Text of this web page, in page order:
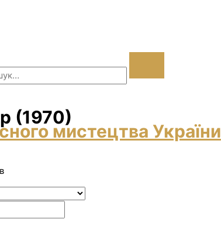
(1970)
мистецтва України